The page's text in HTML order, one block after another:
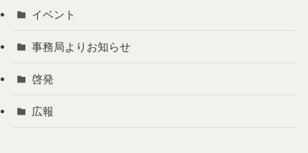
イベント
事務局よりお知らせ
啓発
広報